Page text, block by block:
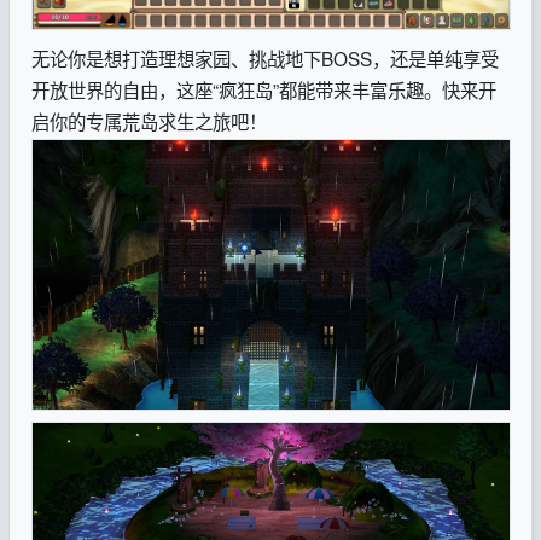
无论你是想打造理想家园、挑战地下BOSS，还是单纯享受
开放世界的自由，这座“疯狂岛”都能带来丰富乐趣。快来开
启你的专属荒岛求生之旅吧！